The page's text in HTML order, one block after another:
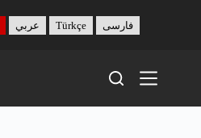
عربي Türkçe فارسی